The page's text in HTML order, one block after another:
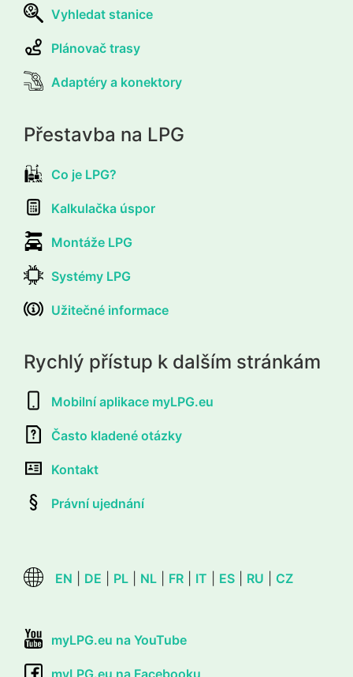
Vyhledat stanice
Plánovač trasy
Adaptéry a konektory
Přestavba na LPG
Co je LPG?
Kalkulačka úspor
Montáže LPG
Systémy LPG
Užitečné informace
Rychlý přístup k dalším stránkám
Mobilní aplikace myLPG.eu
Často kladené otázky
Kontakt
Právní ujednání
EN DE PL NL FR IT ES RU CZ
myLPG.eu na YouTube